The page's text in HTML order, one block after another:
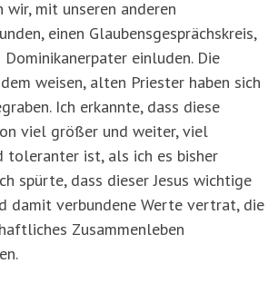
wir, mit unseren anderen
einen Glaubensgesprächskreis,
einluden. Die
weisen, alten Priester haben sich
Ich erkannte, dass diese
viel größer und weiter, viel
toleranter ist, als ich es bisher
spürte, dass dieser Jesus wichtige
damit verbundene Werte vertrat, die
Zusammenleben